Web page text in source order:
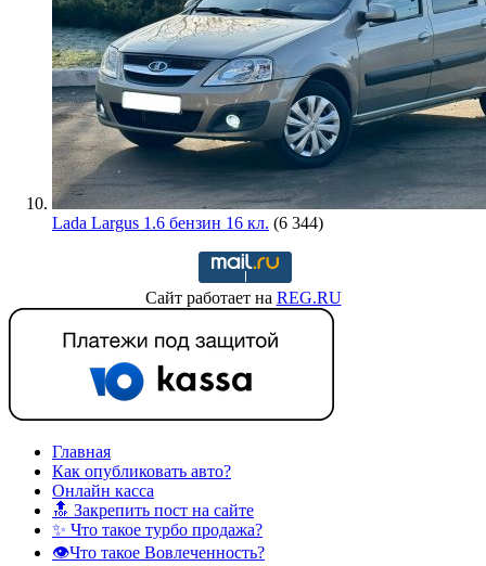
Lada Largus 1.6 бензин 16 кл. (6 344)
Сайт работает на REG.RU
Главная
Как опубликовать авто?
Онлайн касса
🔝 Закрепить пост на сайте
✨ Что такое турбо продажа?
👁️Что такое Вовлеченность?